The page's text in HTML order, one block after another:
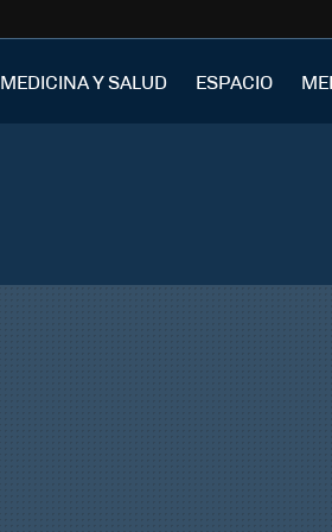
MEDICINA Y SALUD ESPACIO